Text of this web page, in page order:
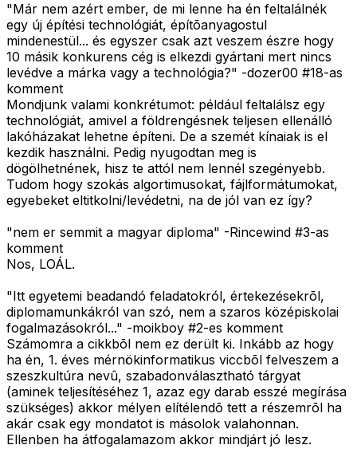
"Már nem azért ember, de mi lenne ha én feltalálnék
egy új építési technológiát, építõanyagostul
mindenestül... és egyszer csak azt veszem észre hogy
10 másik konkurens cég is elkezdi gyártani mert nincs
levédve a márka vagy a technológia?" -dozer00 #18-as
komment
Mondjunk valami konkrétumot: például feltalálsz egy
technológiát, amivel a földrengésnek teljesen ellenálló
lakóházakat lehetne építeni. De a szemét kínaiak is el
kezdik használni. Pedig nyugodtan meg is
dögölhetnének, hisz te attól nem lennél szegényebb.
Tudom hogy szokás algortimusokat, fájlformátumokat,
egyebeket eltitkolni/levédetni, na de jól van ez így?
"nem er semmit a magyar diploma" -Rincewind #3-as
komment
Nos, LOÁL.
"Itt egyetemi beadandó feladatokról, értekezésekrõl,
diplomamunkákról van szó, nem a szaros középiskolai
fogalmazásokról..." -moikboy #2-es komment
Számomra a cikkbõl nem ez derült ki. Inkább az hogy
ha én, 1. éves mérnökinformatikus viccbõl felveszem a
szeszkultúra nevû, szabadonválasztható tárgyat
(aminek teljesítéséhez 1, azaz egy darab esszé megírása
szükséges) akkor mélyen elítélendõ tett a részemrõl ha
akár csak egy mondatot is másolok valahonnan.
Ellenben ha átfogalamazom akkor mindjárt jó lesz.